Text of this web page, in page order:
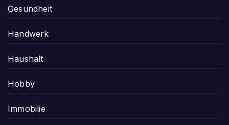
Gesundheit
Handwerk
Haushalt
Hobby
Immobilie